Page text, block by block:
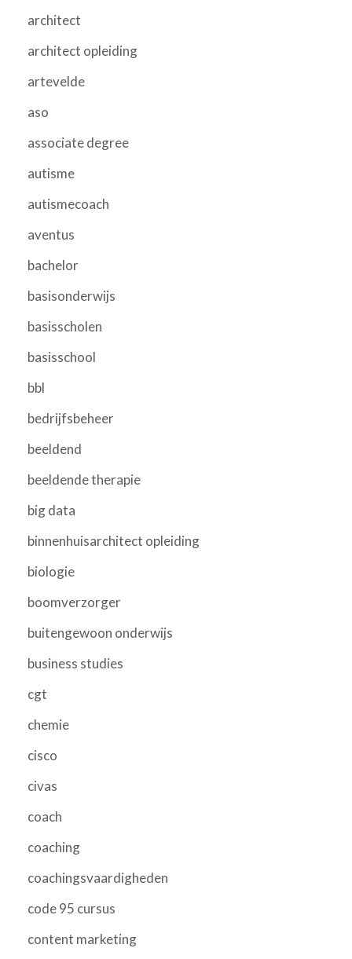
architect
architect opleiding
artevelde
aso
associate degree
autisme
autismecoach
aventus
bachelor
basisonderwijs
basisscholen
basisschool
bbl
bedrijfsbeheer
beeldend
beeldende therapie
big data
binnenhuisarchitect opleiding
biologie
boomverzorger
buitengewoon onderwijs
business studies
cgt
chemie
cisco
civas
coach
coaching
coachingsvaardigheden
code 95 cursus
content marketing